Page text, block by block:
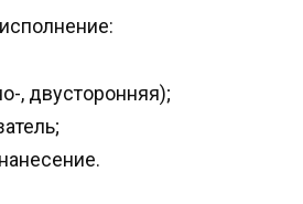
, двусторонняя);